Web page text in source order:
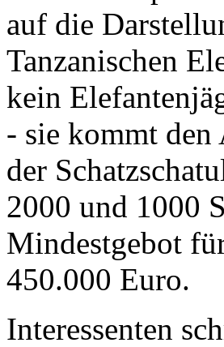
auf die
Tanzanischen
kein
- sie kommt den
der
2000 und 1000
Mindestgebot
450.000 Euro.
Interessenten